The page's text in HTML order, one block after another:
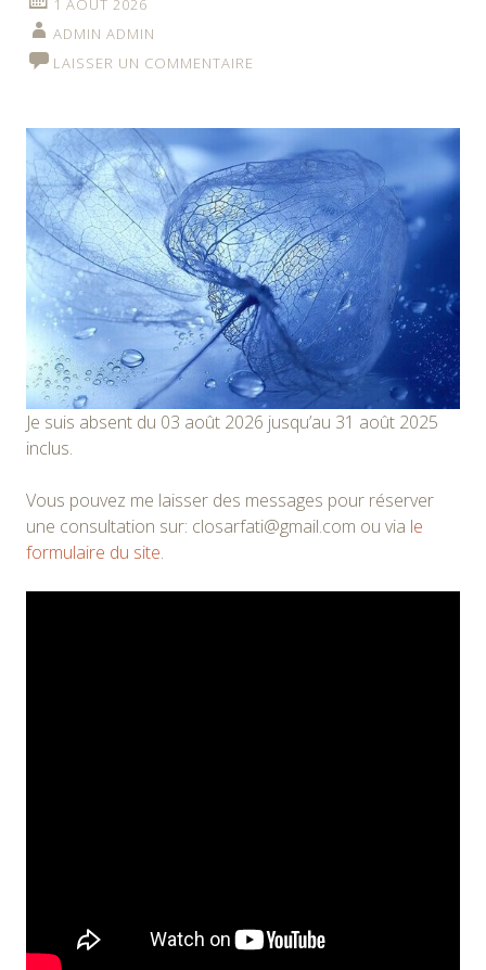
1 AOÛT 2026
ADMIN ADMIN
LAISSER UN COMMENTAIRE
Je suis absent du 03 août 2026 jusqu’au 31 août 2025
inclus.
Vous pouvez me laisser des messages pour réserver
une consultation sur: closarfati@gmail.com ou via le
formulaire du site.